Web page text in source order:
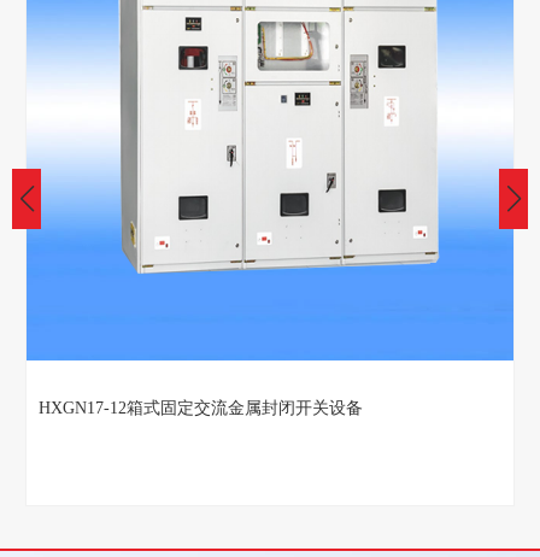
HXGN15-12箱式固定交流金属封闭开关设备